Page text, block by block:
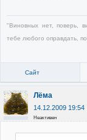
"Виновных нет, поверь,
тебе любого оправдать,
Сайт
Лёма
14.12.2009 19:54
Неактивен